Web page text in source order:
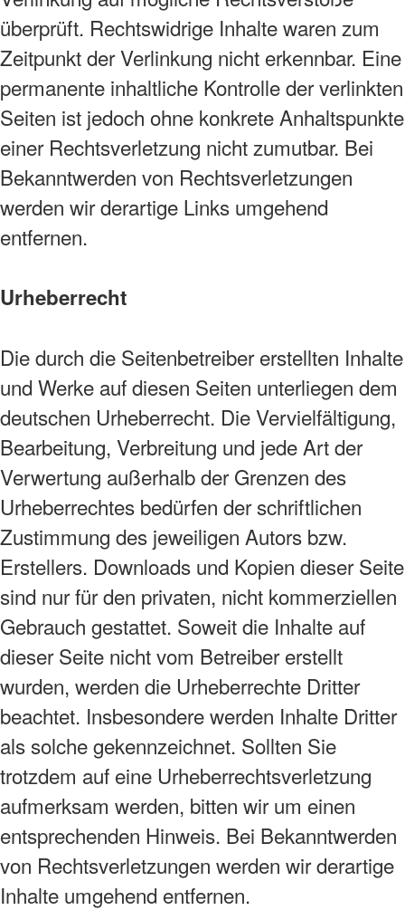
überprüft. Rechtswidrige Inhalte waren zum
Zeitpunkt der Verlinkung nicht erkennbar. Eine
permanente inhaltliche Kontrolle der verlinkten
Seiten ist jedoch ohne konkrete Anhaltspunkte
einer Rechtsverletzung nicht zumutbar. Bei
Bekanntwerden von Rechtsverletzungen
werden wir derartige Links umgehend
entfernen.
Urheberrecht
Die durch die Seitenbetreiber erstellten Inhalte
und Werke auf diesen Seiten unterliegen dem
deutschen Urheberrecht. Die Vervielfältigung,
Bearbeitung, Verbreitung und jede Art der
Verwertung außerhalb der Grenzen des
Urheberrechtes bedürfen der schriftlichen
Zustimmung des jeweiligen Autors bzw.
Erstellers. Downloads und Kopien dieser Seite
sind nur für den privaten, nicht kommerziellen
Gebrauch gestattet. Soweit die Inhalte auf
dieser Seite nicht vom Betreiber erstellt
wurden, werden die Urheberrechte Dritter
beachtet. Insbesondere werden Inhalte Dritter
als solche gekennzeichnet. Sollten Sie
trotzdem auf eine Urheberrechtsverletzung
aufmerksam werden, bitten wir um einen
entsprechenden Hinweis. Bei Bekanntwerden
von Rechtsverletzungen werden wir derartige
Inhalte umgehend entfernen.